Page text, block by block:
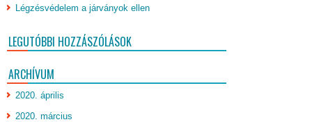
Légzésvédelem a járványok ellen
LEGUTÓBBI HOZZÁSZÓLÁSOK
ARCHÍVUM
2020. április
2020. március